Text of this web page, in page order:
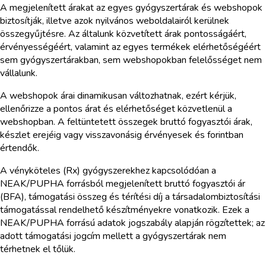
A megjelenített árakat az egyes gyógyszertárak és webshopok
biztosítják, illetve azok nyilvános weboldalairól kerülnek
összegyűjtésre. Az általunk közvetített árak pontosságáért,
érvényességéért, valamint az egyes termékek elérhetőségéért
sem gyógyszertárakban, sem webshopokban felelősséget nem
vállalunk.
A webshopok árai dinamikusan változhatnak, ezért kérjük,
ellenőrizze a pontos árat és elérhetőséget közvetlenül a
webshopban. A feltüntetett összegek bruttó fogyasztói árak,
készlet erejéig vagy visszavonásig érvényesek és forintban
értendők.
A vényköteles (Rx) gyógyszerekhez kapcsolódóan a
NEAK/PUPHA forrásból megjelenített bruttó fogyasztói ár
(BFA), támogatási összeg és térítési díj a társadalombiztosítási
támogatással rendelhető készítményekre vonatkozik. Ezek a
NEAK/PUPHA forrású adatok jogszabály alapján rögzítettek; az
adott támogatási jogcím mellett a gyógyszertárak nem
térhetnek el tőlük.